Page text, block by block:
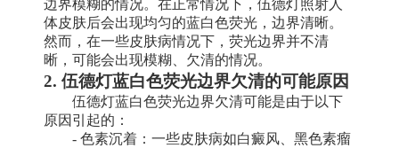
边界模糊的情况。在正常情况下，伍德灯照射人
体皮肤后会出现均匀的蓝白色荧光，边界清晰。
然而，在一些皮肤病情况下，荧光边界并不清
晰，可能会出现模糊、欠清的情况。
2. 伍德灯蓝白色荧光边界欠清的可能原因
伍德灯蓝白色荧光边界欠清可能是由于以下
原因引起的：
- 色素沉着：一些皮肤病如白癜风、黑色素瘤